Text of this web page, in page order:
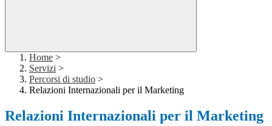
Home >
Servizi >
Percorsi di studio >
Relazioni Internazionali per il Marketing
Relazioni Internazionali per il Marketing